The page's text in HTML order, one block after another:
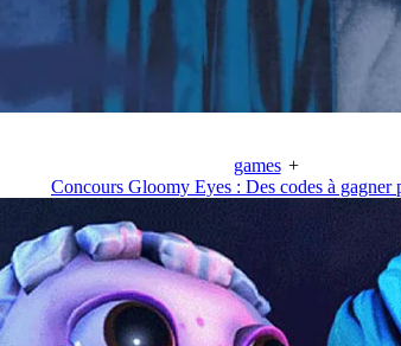
games +
Concours Gloomy Eyes : Des codes à gagner